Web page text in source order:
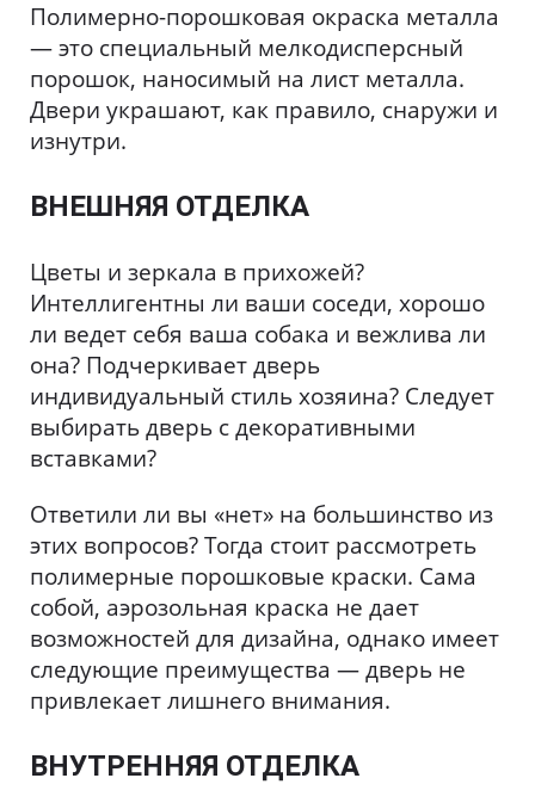
Полимерно-порошковая окраска металла
— это специальный мелкодисперсный
порошок, наносимый на лист металла.
Двери украшают, как правило, снаружи и
изнутри.
ВНЕШНЯЯ ОТДЕЛКА
Цветы и зеркала в прихожей?
Интеллигентны ли ваши соседи, хорошо
ли ведет себя ваша собака и вежлива ли
она? Подчеркивает дверь
индивидуальный стиль хозяина? Следует
выбирать дверь с декоративными
вставками?
Ответили ли вы «нет» на большинство из
этих вопросов? Тогда стоит рассмотреть
полимерные порошковые краски. Сама
собой, аэрозольная краска не дает
возможностей для дизайна, однако имеет
следующие преимущества — дверь не
привлекает лишнего внимания.
ВНУТРЕННЯЯ ОТДЕЛКА